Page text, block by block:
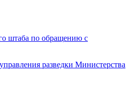
штаба по обращению с
разведки Министерства